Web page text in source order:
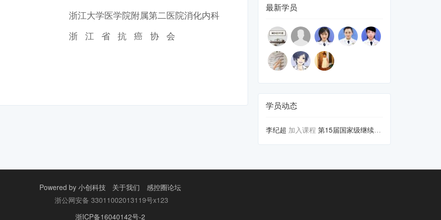
属第二医院消化内科
癌 协 会
最新学员
学员动态
李纪超 加入课程 第15届国家级继续医学教育《聚...
Powered by 小创科技 关于我们
感控圈论坛
浙公网安备 33011002013119号x123
浙ICP备16040142号-2